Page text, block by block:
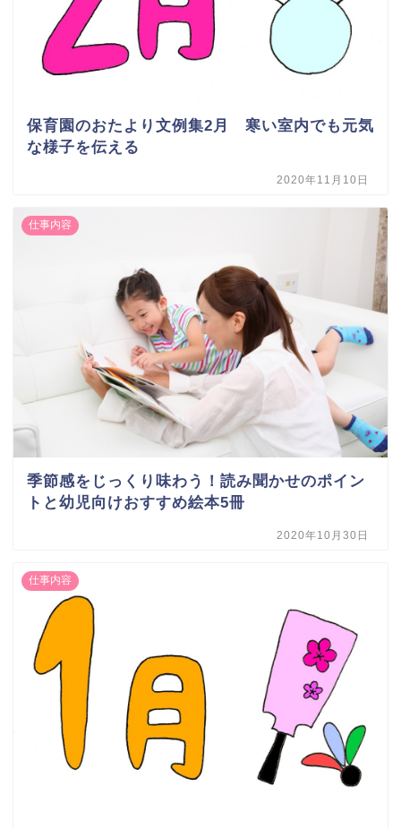
保育園のおたより文例集2月 寒い室内でも元気
な様子を伝える
2020年11月10日
仕事内容
季節感をじっくり味わう！読み聞かせのポイン
トと幼児向けおすすめ絵本5冊
2020年10月30日
仕事内容